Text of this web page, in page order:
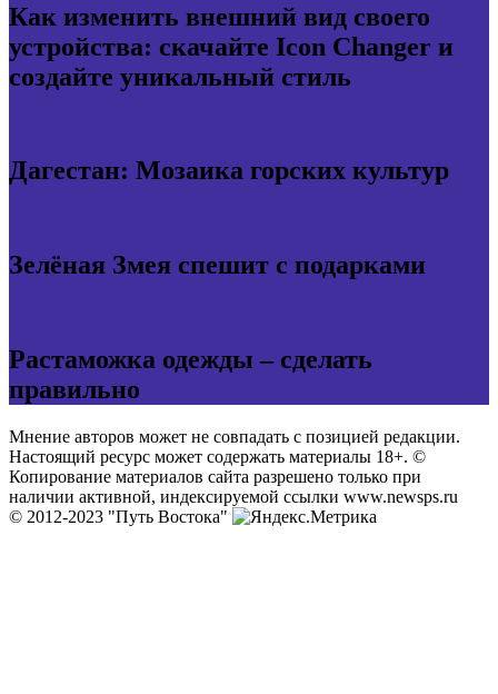
Как изменить внешний вид своего
устройства: скачайте Icon Changer и
создайте уникальный стиль
Дагестан: Мозаика горских культур
Зелёная Змея спешит с подарками
Растаможка одежды – сделать
правильно
Мнение авторов может не совпадать с позицией редакции.
Настоящий ресурс может содержать материалы 18+. ©
Копирование материалов сайта разрешено только при
наличии активной, индексируемой ссылки www.newsps.ru
© 2012-2023 "Путь Востока"